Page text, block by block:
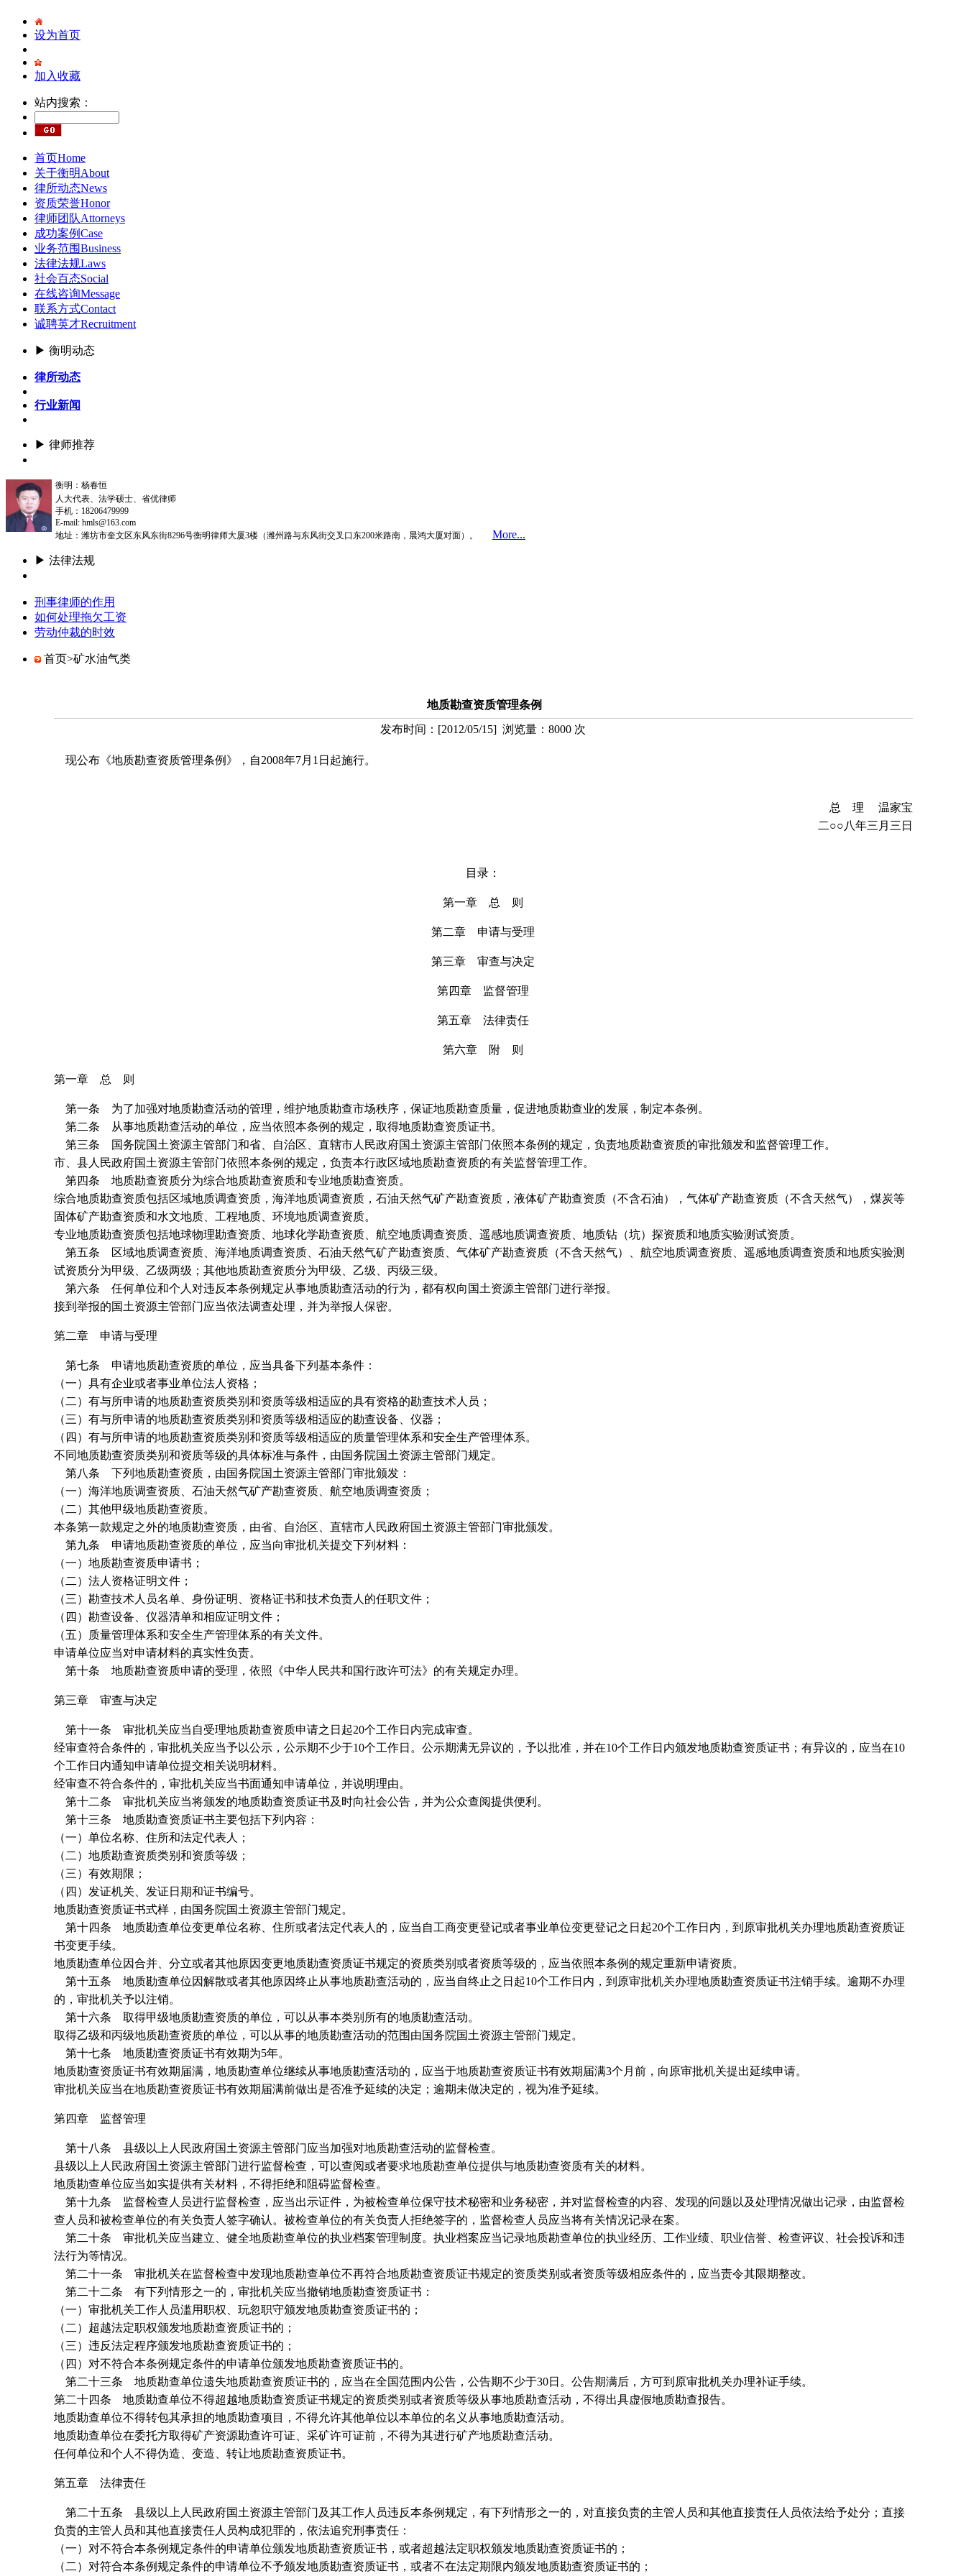
设为首页
加入收藏
站内搜索：
首页Home
关于衡明About
律所动态News
资质荣誉Honor
律师团队Attorneys
成功案例Case
业务范围Business
法律法规Laws
社会百态Social
在线咨询Message
联系方式Contact
诚聘英才Recruitment
▶ 衡明动态
律所动态
行业新闻
▶ 律师推荐
衡明：杨春恒
人大代表、法学硕士、省优律师
手机：18206479999
E-mail: hmls@163.com
地址：潍坊市奎文区东风东街8296号衡明律师大厦3楼（潍州路与东风街交叉口东200米路南，晨鸿大厦对面）。
More...
▶ 法律法规
刑事律师的作用
如何处理拖欠工资
劳动仲裁的时效
首页>矿水油气类
地质勘查资质管理条例
发布时间： [2012/05/15] 浏览量： 8000 次
现公布《地质勘查资质管理条例》，自2008年7月1日起施行。
总 理 温家宝
二○○八年三月三日
目录：
第一章 总 则
第二章 申请与受理
第三章 审查与决定
第四章 监督管理
第五章 法律责任
第六章 附 则
第一章 总 则
第一条 为了加强对地质勘查活动的管理，维护地质勘查市场秩序，保证地质勘查质量，促进地质勘查业的发展，制定本条例。
第二条 从事地质勘查活动的单位，应当依照本条例的规定，取得地质勘查资质证书。
第三条 国务院国土资源主管部门和省、自治区、直辖市人民政府国土资源主管部门依照本条例的规定，负责地质勘查资质的审批颁发和监督管理工作。
市、县人民政府国土资源主管部门依照本条例的规定，负责本行政区域地质勘查资质的有关监督管理工作。
第四条 地质勘查资质分为综合地质勘查资质和专业地质勘查资质。
综合地质勘查资质包括区域地质调查资质，海洋地质调查资质，石油天然气矿产勘查资质，液体矿产勘查资质（不含石油），气体矿产勘查资质（不含天然气），煤炭等
固体矿产勘查资质和水文地质、工程地质、环境地质调查资质。
专业地质勘查资质包括地球物理勘查资质、地球化学勘查资质、航空地质调查资质、遥感地质调查资质、地质钻（坑）探资质和地质实验测试资质。
第五条 区域地质调查资质、海洋地质调查资质、石油天然气矿产勘查资质、气体矿产勘查资质（不含天然气）、航空地质调查资质、遥感地质调查资质和地质实验测
试资质分为甲级、乙级两级；其他地质勘查资质分为甲级、乙级、丙级三级。
第六条 任何单位和个人对违反本条例规定从事地质勘查活动的行为，都有权向国土资源主管部门进行举报。
接到举报的国土资源主管部门应当依法调查处理，并为举报人保密。
第二章 申请与受理
第七条 申请地质勘查资质的单位，应当具备下列基本条件：
（一）具有企业或者事业单位法人资格；
（二）有与所申请的地质勘查资质类别和资质等级相适应的具有资格的勘查技术人员；
（三）有与所申请的地质勘查资质类别和资质等级相适应的勘查设备、仪器；
（四）有与所申请的地质勘查资质类别和资质等级相适应的质量管理体系和安全生产管理体系。
不同地质勘查资质类别和资质等级的具体标准与条件，由国务院国土资源主管部门规定。
第八条 下列地质勘查资质，由国务院国土资源主管部门审批颁发：
（一）海洋地质调查资质、石油天然气矿产勘查资质、航空地质调查资质；
（二）其他甲级地质勘查资质。
本条第一款规定之外的地质勘查资质，由省、自治区、直辖市人民政府国土资源主管部门审批颁发。
第九条 申请地质勘查资质的单位，应当向审批机关提交下列材料：
（一）地质勘查资质申请书；
（二）法人资格证明文件；
（三）勘查技术人员名单、身份证明、资格证书和技术负责人的任职文件；
（四）勘查设备、仪器清单和相应证明文件；
（五）质量管理体系和安全生产管理体系的有关文件。
申请单位应当对申请材料的真实性负责。
第十条 地质勘查资质申请的受理，依照《中华人民共和国行政许可法》的有关规定办理。
第三章 审查与决定
第十一条 审批机关应当自受理地质勘查资质申请之日起20个工作日内完成审查。
经审查符合条件的，审批机关应当予以公示，公示期不少于10个工作日。公示期满无异议的，予以批准，并在10个工作日内颁发地质勘查资质证书；有异议的，应当在10
个工作日内通知申请单位提交相关说明材料。
经审查不符合条件的，审批机关应当书面通知申请单位，并说明理由。
第十二条 审批机关应当将颁发的地质勘查资质证书及时向社会公告，并为公众查阅提供便利。
第十三条 地质勘查资质证书主要包括下列内容：
（一）单位名称、住所和法定代表人；
（二）地质勘查资质类别和资质等级；
（三）有效期限；
（四）发证机关、发证日期和证书编号。
地质勘查资质证书式样，由国务院国土资源主管部门规定。
第十四条 地质勘查单位变更单位名称、住所或者法定代表人的，应当自工商变更登记或者事业单位变更登记之日起20个工作日内，到原审批机关办理地质勘查资质证
书变更手续。
地质勘查单位因合并、分立或者其他原因变更地质勘查资质证书规定的资质类别或者资质等级的，应当依照本条例的规定重新申请资质。
第十五条 地质勘查单位因解散或者其他原因终止从事地质勘查活动的，应当自终止之日起10个工作日内，到原审批机关办理地质勘查资质证书注销手续。逾期不办理
的，审批机关予以注销。
第十六条 取得甲级地质勘查资质的单位，可以从事本类别所有的地质勘查活动。
取得乙级和丙级地质勘查资质的单位，可以从事的地质勘查活动的范围由国务院国土资源主管部门规定。
第十七条 地质勘查资质证书有效期为5年。
地质勘查资质证书有效期届满，地质勘查单位继续从事地质勘查活动的，应当于地质勘查资质证书有效期届满3个月前，向原审批机关提出延续申请。
审批机关应当在地质勘查资质证书有效期届满前做出是否准予延续的决定；逾期未做决定的，视为准予延续。
第四章 监督管理
第十八条 县级以上人民政府国土资源主管部门应当加强对地质勘查活动的监督检查。
县级以上人民政府国土资源主管部门进行监督检查，可以查阅或者要求地质勘查单位提供与地质勘查资质有关的材料。
地质勘查单位应当如实提供有关材料，不得拒绝和阻碍监督检查。
第十九条 监督检查人员进行监督检查，应当出示证件，为被检查单位保守技术秘密和业务秘密，并对监督检查的内容、发现的问题以及处理情况做出记录，由监督检
查人员和被检查单位的有关负责人签字确认。被检查单位的有关负责人拒绝签字的，监督检查人员应当将有关情况记录在案。
第二十条 审批机关应当建立、健全地质勘查单位的执业档案管理制度。执业档案应当记录地质勘查单位的执业经历、工作业绩、职业信誉、检查评议、社会投诉和违
法行为等情况。
第二十一条 审批机关在监督检查中发现地质勘查单位不再符合地质勘查资质证书规定的资质类别或者资质等级相应条件的，应当责令其限期整改。
第二十二条 有下列情形之一的，审批机关应当撤销地质勘查资质证书：
（一）审批机关工作人员滥用职权、玩忽职守颁发地质勘查资质证书的；
（二）超越法定职权颁发地质勘查资质证书的；
（三）违反法定程序颁发地质勘查资质证书的；
（四）对不符合本条例规定条件的申请单位颁发地质勘查资质证书的。
第二十三条 地质勘查单位遗失地质勘查资质证书的，应当在全国范围内公告，公告期不少于30日。公告期满后，方可到原审批机关办理补证手续。
第二十四条 地质勘查单位不得超越地质勘查资质证书规定的资质类别或者资质等级从事地质勘查活动，不得出具虚假地质勘查报告。
地质勘查单位不得转包其承担的地质勘查项目，不得允许其他单位以本单位的名义从事地质勘查活动。
地质勘查单位在委托方取得矿产资源勘查许可证、采矿许可证前，不得为其进行矿产地质勘查活动。
任何单位和个人不得伪造、变造、转让地质勘查资质证书。
第五章 法律责任
第二十五条 县级以上人民政府国土资源主管部门及其工作人员违反本条例规定，有下列情形之一的，对直接负责的主管人员和其他直接责任人员依法给予处分；直接
负责的主管人员和其他直接责任人员构成犯罪的，依法追究刑事责任：
（一）对不符合本条例规定条件的申请单位颁发地质勘查资质证书，或者超越法定职权颁发地质勘查资质证书的；
（二）对符合本条例规定条件的申请单位不予颁发地质勘查资质证书，或者不在法定期限内颁发地质勘查资质证书的；